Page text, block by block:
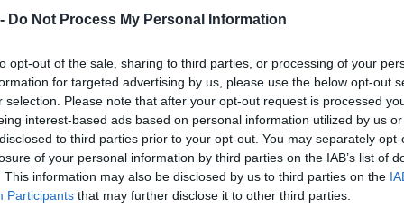
Do Not Process My Personal Information
opt-out of the sale, sharing to third parties, or processing of your
for targeted advertising by us, please use the below opt-out
selection. Please note that after your opt-out request is processed
interest-based ads based on personal information utilized by us
to third parties prior to your opt-out. You may separately
of your personal information by third parties on the IAB’s list of
This information may also be disclosed by us to third parties on the
Participants that may further disclose it to other third parties.
Societa' Cooperativa Agricola Siglabile ha registrato un
all'ultimo bilancio disponibile (2021), chiudendo con un
Δ% UTILE/
-6,0%vs 2021 €